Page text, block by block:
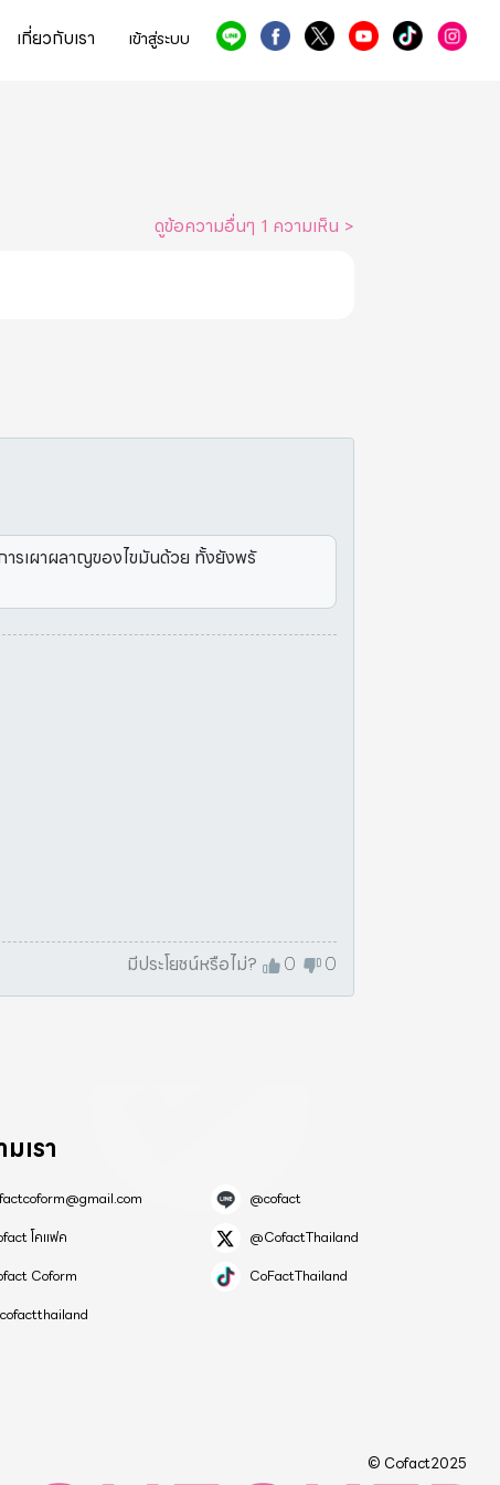
เกี่ยวกับเรา เข้าสู่ระบบ
ดูข้อความอื่นๆ 1 ความเห็น >
ารเผาผลาญของไขมันด้วย ทั้งยังพรั
มีประโยชน์หรือไม่? 0 0
เรา
@cofact
โคแฟค
@CofactThailand
Coform
CoFactThailand
© Cofact2025